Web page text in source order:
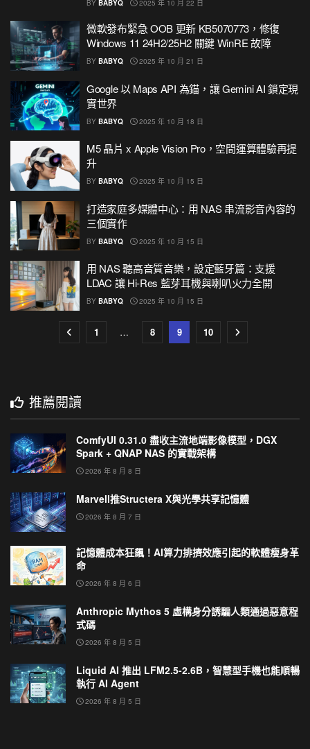
BY BABYQ 2025 年 10 月 22 日
微軟發布緊急 OOB 更新 KB5070773，修復
Windows 11 24H2/25H2 關鍵 WinRE 故障
BY BABYQ 2025 年 10 月 21 日
Google 以 Maps API 為錨，讓 Gemini AI 鎖定現
實世界
BY BABYQ 2025 年 10 月 18 日
M5 晶片 x Apple Vision Pro，空間運算體驗再提
升
BY BABYQ 2025 年 10 月 15 日
打造家庭多媒體中心：用 NAS 串流影音內容的
三個實作
BY BABYQ 2025 年 10 月 15 日
用 NAS 聽高音質音樂，設定藍牙篇：支援
LDAC 讓 Hi-Res 藍芽耳機與喇叭火力全開
BY BABYQ 2025 年 10 月 15 日
1 … 8 9 10
推薦閱讀
ComfyUI 0.31.0 盡收主流地端影像模型，DGX
Spark + QNAP NAS 的實戰架構
2026 年 8 月 8 日
Marvell推Structera X與光學共享記憶體
2026 年 8 月 7 日
記憶體成本狂飆！AI算力排擠效應引起的軟體瘦身革
命
2026 年 8 月 6 日
Anthropic Mythos 5 虛構身分誘騙人類通過惡意程
式碼
2026 年 8 月 5 日
Liquid AI 推出 LFM2.5-2.6B，智慧型手機也能順暢
執行 AI Agent
2026 年 8 月 5 日